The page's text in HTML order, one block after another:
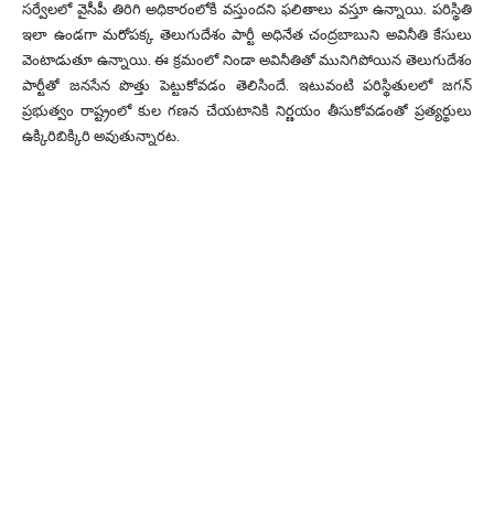
సర్వేలలో వైసీపీ తిరిగి అధికారంలోకి వస్తుందని ఫలితాలు వస్తూ ఉన్నాయి. పరిస్థితి
ఇలా ఉండగా మరోపక్క తెలుగుదేశం పార్టీ అధినేత చంద్రబాబుని అవినీతి కేసులు
వెంటాడుతూ ఉన్నాయి. ఈ క్రమంలో నిండా అవినీతితో మునిగిపోయిన తెలుగుదేశం
పార్టీతో జనసేన పొత్తు పెట్టుకోవడం తెలిసిందే. ఇటువంటి పరిస్థితులలో జగన్
ప్రభుత్వం రాష్ట్రంలో కుల గణన చేయటానికి నిర్ణయం తీసుకోవడంతో ప్రత్యర్థులు
ఉక్కిరిబిక్కిరి అవుతున్నారట.